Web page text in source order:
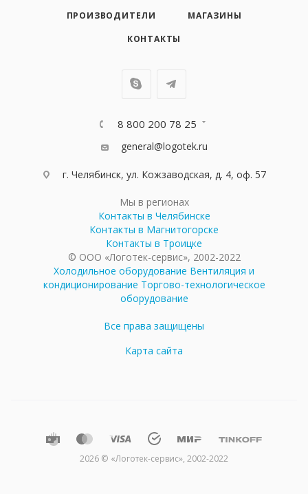
ПРОИЗВОДИТЕЛИ
МАГАЗИНЫ
КОНТАКТЫ
8 800 200 78 25
general@logotek.ru
г. Челябинск, ул. Кожзаводская, д. 4, оф. 57
Мы в регионах
Контакты в Челябинске
Контакты в Магнитогорске
Контакты в Троицке
© ООО «Логотек-сервис», 2002-2022
Холодильное оборудование Вентиляция и
кондиционирование Торгово-технологическое
оборудование
Все права защищены
Карта сайта
2026 © «Логотек-сервис», 2002-2022